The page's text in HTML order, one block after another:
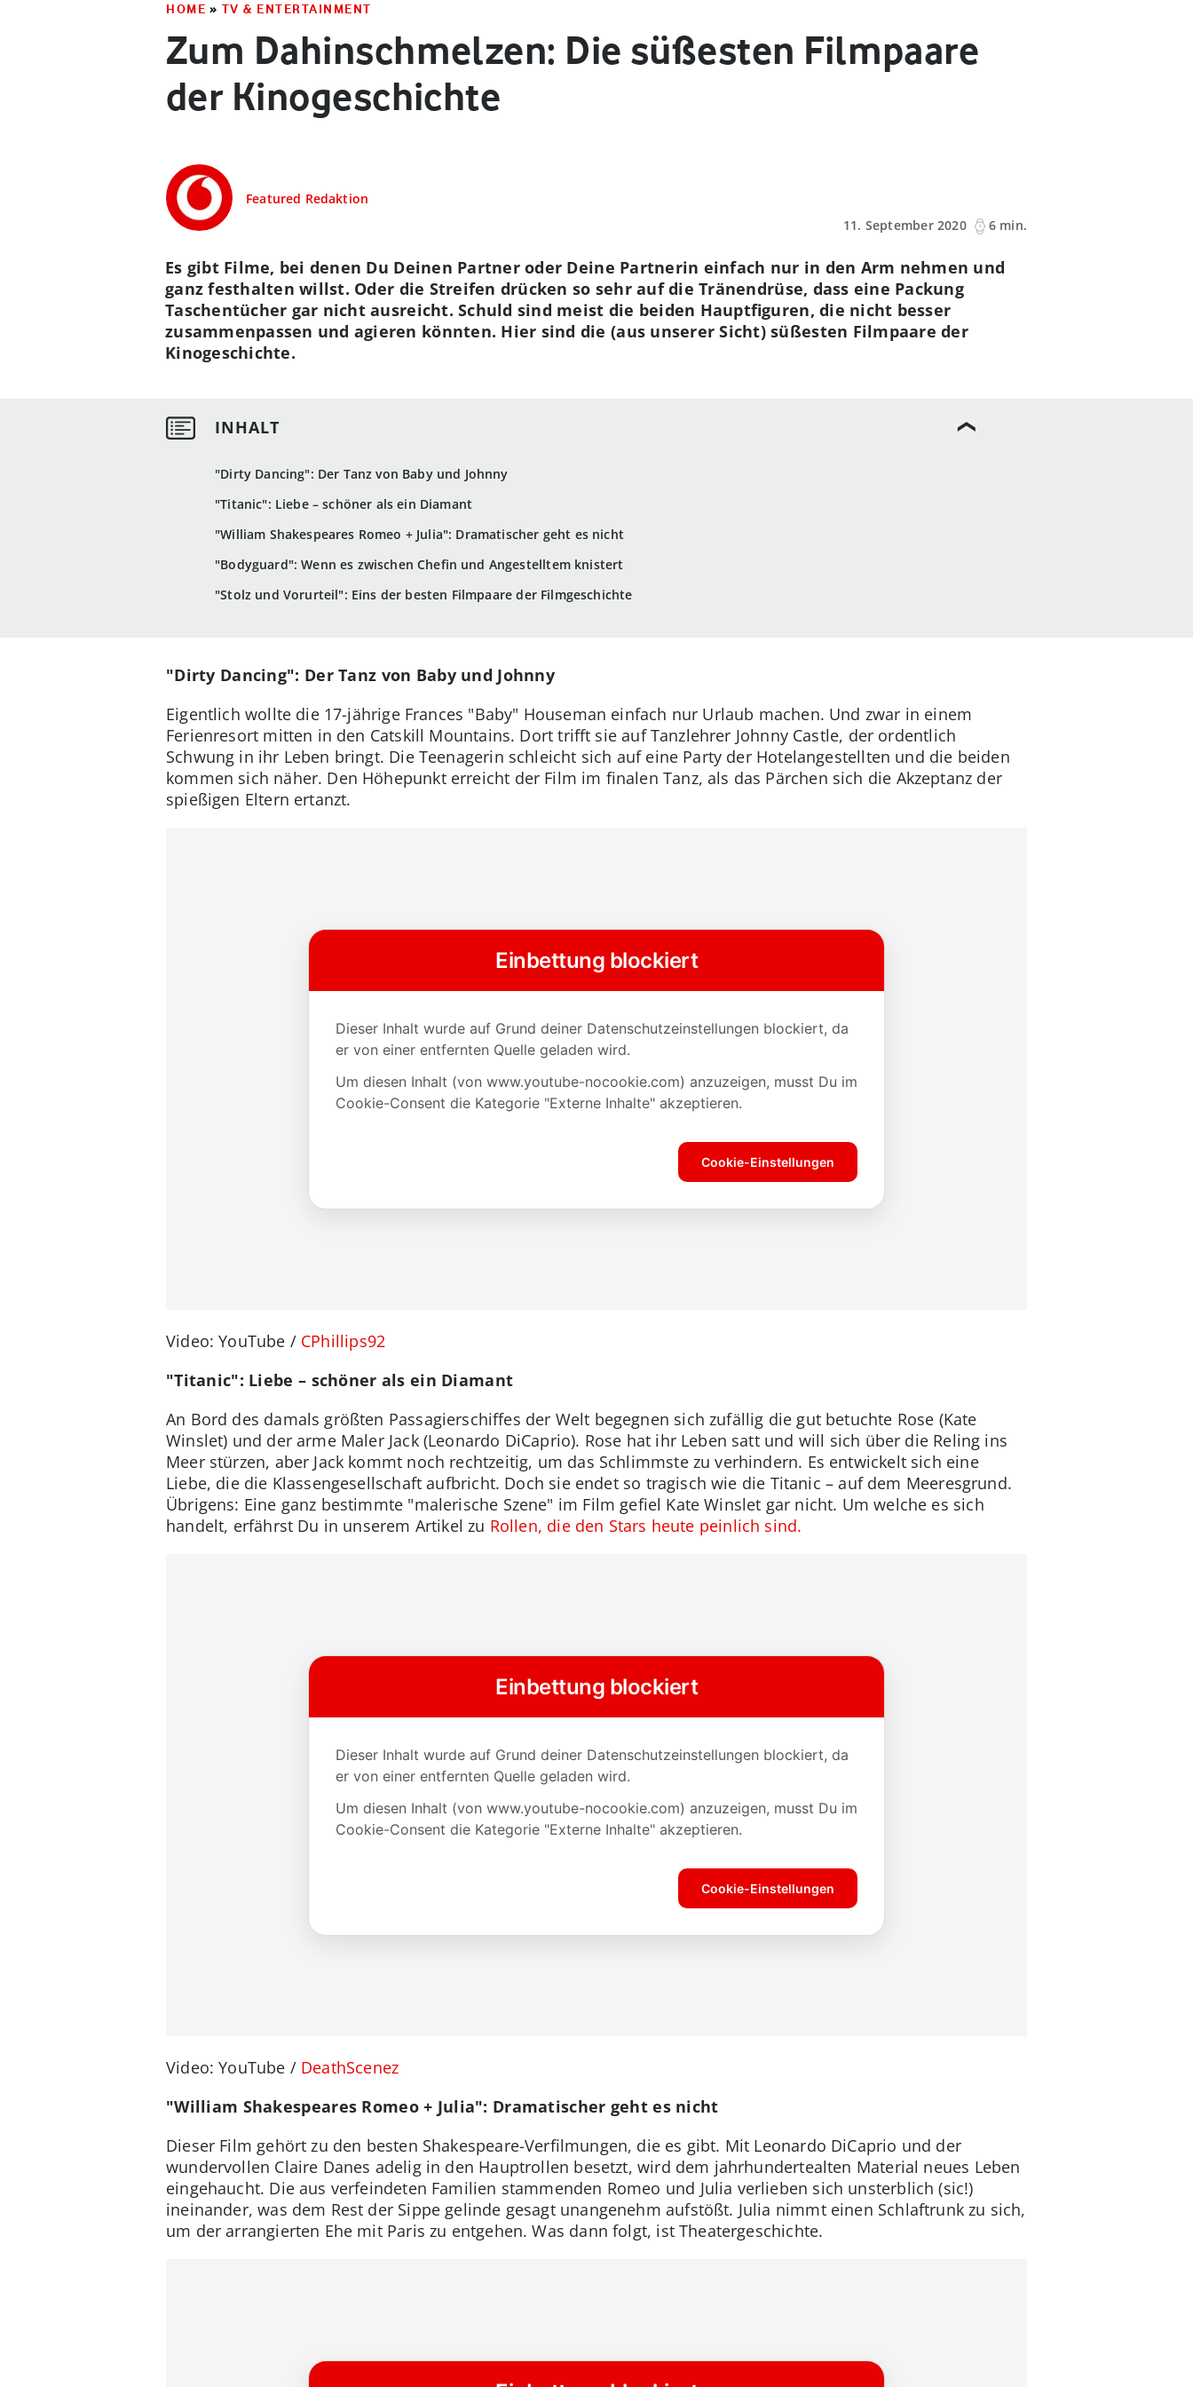
HOME » TV & ENTERTAINMENT
Zum Dahinschmelzen: Die süßesten Filmpaare
der Kinogeschichte
Featured Redaktion
11. September 2020
6 min.
"Dirty Dancing": Der Tanz von Baby und Johnny
"Titanic": Liebe – schöner als ein Diamant
"William Shakespeares Romeo + Julia": Dramatischer geht es nicht
"Bodyguard": Wenn es zwischen Chefin und Angestelltem knistert
"Stolz und Vorurteil": Eins der besten Filmpaare der Filmgeschichte
Es gibt Filme, bei denen Du Deinen Partner oder Deine Partnerin einfach nur in den Arm nehmen und
ganz festhalten willst. Oder die Streifen drücken so sehr auf die Tränendrüse, dass eine Packung
Taschentücher gar nicht ausreicht. Schuld sind meist die beiden Hauptfiguren, die nicht besser
zusammenpassen und agieren könnten. Hier sind die (aus unserer Sicht) süßesten Filmpaare der
Kinogeschichte.
"Dirty Dancing": Der Tanz von Baby und Johnny
Eigentlich wollte die 17-jährige Frances "Baby" Houseman einfach nur Urlaub machen. Und zwar in einem
Ferienresort mitten in den Catskill Mountains. Dort trifft sie auf Tanzlehrer Johnny Castle, der ordentlich
Schwung in ihr Leben bringt. Die Teenagerin schleicht sich auf eine Party der Hotelangestellten und die beiden
kommen sich näher. Den Höhepunkt erreicht der Film im finalen Tanz, als das Pärchen sich die Akzeptanz der
spießigen Eltern ertanzt.
Video: YouTube / CPhillips92
"Titanic": Liebe – schöner als ein Diamant
An Bord des damals größten Passagierschiffes der Welt begegnen sich zufällig die gut betuchte Rose (Kate
Winslet) und der arme Maler Jack (Leonardo DiCaprio). Rose hat ihr Leben satt und will sich über die Reling ins
Meer stürzen, aber Jack kommt noch rechtzeitig, um das Schlimmste zu verhindern. Es entwickelt sich eine
Liebe, die die Klassengesellschaft aufbricht. Doch sie endet so tragisch wie die Titanic – auf dem Meeresgrund.
Übrigens: Eine ganz bestimmte "malerische Szene" im Film gefiel Kate Winslet gar nicht. Um welche es sich
handelt, erfährst Du in unserem Artikel zu Rollen, die den Stars heute peinlich sind.
Video: YouTube / DeathScenez
"William Shakespeares Romeo + Julia": Dramatischer geht es nicht
Dieser Film gehört zu den besten Shakespeare-Verfilmungen, die es gibt. Mit Leonardo DiCaprio und der
wundervollen Claire Danes adelig in den Hauptrollen besetzt, wird dem jahrhundertealten Material neues Leben
eingehaucht. Die aus verfeindeten Familien stammenden Romeo und Julia verlieben sich unsterblich (sic!)
ineinander, was dem Rest der Sippe gelinde gesagt unangenehm aufstößt. Julia nimmt einen Schlaftrunk zu sich,
um der arrangierten Ehe mit Paris zu entgehen. Was dann folgt, ist Theatergeschichte.